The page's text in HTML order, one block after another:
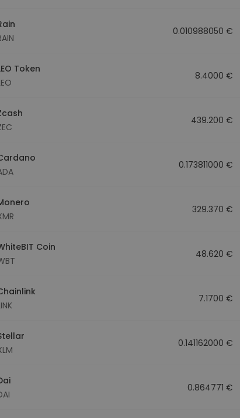
0.010988050 €
Token
8.4000 €
439.200 €
0.173811000 €
329.370 €
Coin
48.620 €
7.1700 €
0.141162000 €
0.864771 €